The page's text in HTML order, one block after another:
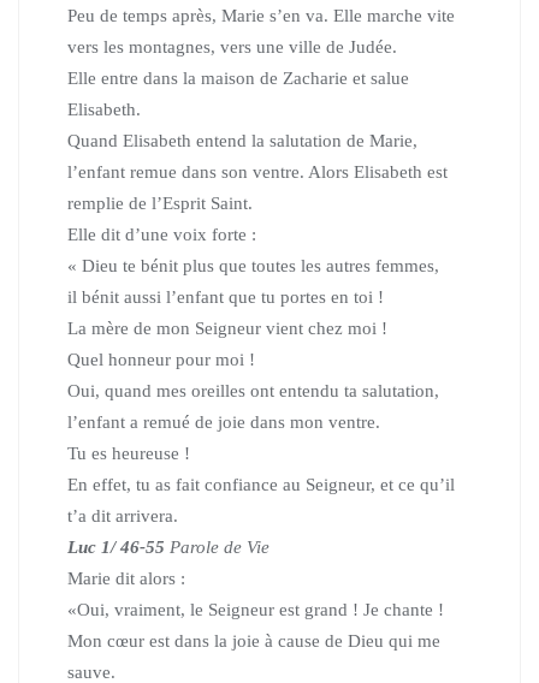
Peu de temps après, Marie s’en va. Elle marche vite
vers les montagnes, vers une ville de Judée.
Elle entre dans la maison de Zacharie et salue
Elisabeth.
Quand Elisabeth entend la salutation de Marie,
l’enfant remue dans son ventre. Alors Elisabeth est
remplie de l’Esprit Saint.
Elle dit d’une voix forte :
« Dieu te bénit plus que toutes les autres femmes,
il bénit aussi l’enfant que tu portes en toi !
La mère de mon Seigneur vient chez moi !
Quel honneur pour moi !
Oui, quand mes oreilles ont entendu ta salutation,
l’enfant a remué de joie dans mon ventre.
Tu es heureuse !
En effet, tu as fait confiance au Seigneur, et ce qu’il
t’a dit arrivera.
Luc 1/ 46-55 Parole de Vie
Marie dit alors :
«Oui, vraiment, le Seigneur est grand ! Je chante !
Mon cœur est dans la joie à cause de Dieu qui me
sauve.